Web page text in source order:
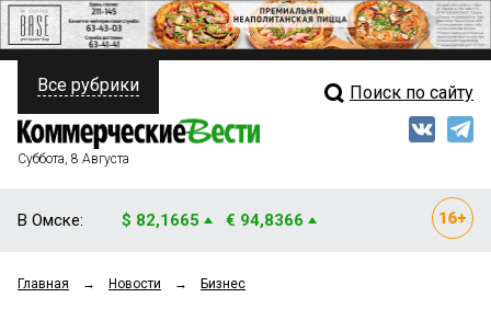
ПОЛИТИКА
ФИНАНСЫ
ОБЩЕСТВО
Свежий выпуск
Все рубрики Поиск по сайту
Суббота, 8 Августа
В Омске: $ 82,1665 € 94,8366
Главная → Новости → Бизнес